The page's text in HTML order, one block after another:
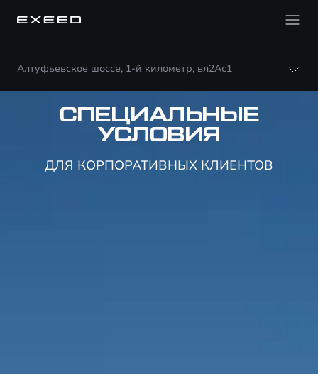
Алтуфьевское шоссе, 1-й километр, вл2Ас1
СПЕЦИАЛЬНЫЕ
УСЛОВИЯ
ДЛЯ КОРПОРАТИВНЫХ КЛИЕНТОВ